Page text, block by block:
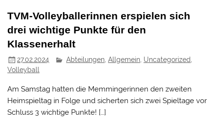
TVM-Volleyballerinnen erspielen sich
drei wichtige Punkte für den
Klassenerhalt
27.02.2024 Abteilungen ,Allgemein Uncategorized
Volleyball
Am Samstag hatten die Memmingerinnen den zweiten
Heimspieltag in Folge und sicherten sich zwei Spieltage vor
Schluss 3 wichtige Punkte! […]